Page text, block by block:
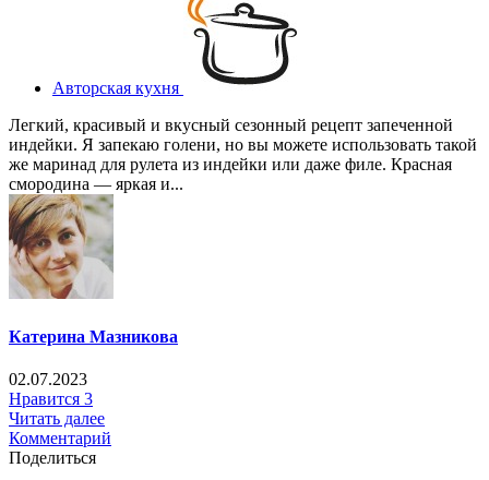
Авторская кухня
Легкий, красивый и вкусный сезонный рецепт запеченной
индейки. Я запекаю голени, но вы можете использовать такой
же маринад для рулета из индейки или даже филе. Красная
смородина — яркая и...
Катерина Мазникова
02.07.2023
Нравится 3
Читать далее
Комментарий
Поделиться